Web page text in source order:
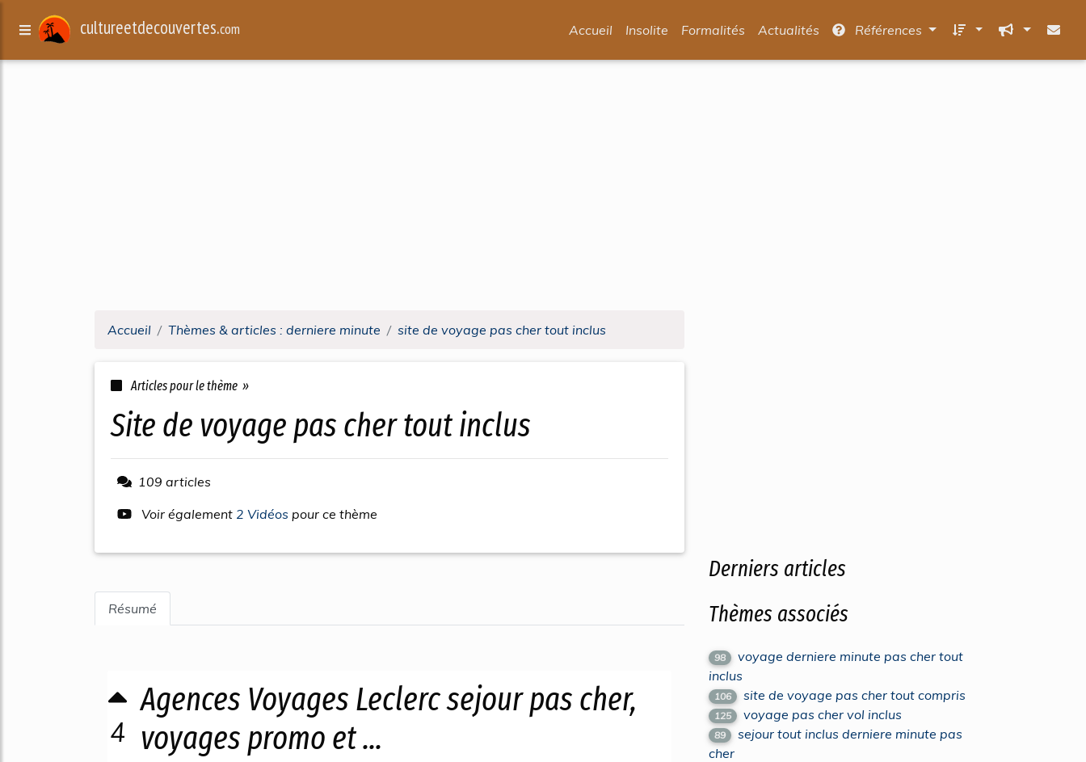
cultureetdecouvertes.com Accueil Insolite Formalités Actualités Références
Accueil Thèmes & articles : derniere minute site de voyage pas cher tout inclus
Articles pour le thème »
site de voyage pas cher tout inclus
109 articles
Voir également 2 Vidéos pour ce thème
Résumé
4
Agences Voyages Leclerc sejour pas cher,
voyages promo et ...
Derniers articles
Thèmes associés
98
voyage derniere minute pas cher tout
inclus
106 site de voyage pas cher tout compris
125 voyage pas cher vol inclus
89
sejour tout inclus derniere minute pas
cher